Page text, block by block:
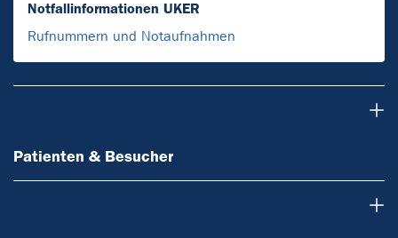
Notfallinformationen UKER
Rufnummern und Notaufnahmen
Patienten & Besucher